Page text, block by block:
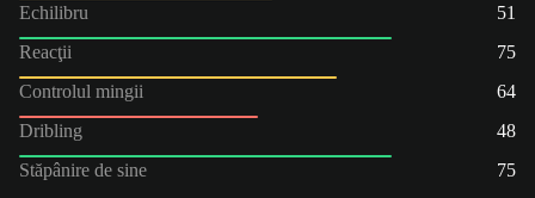
Echilibru
51
Reacţii
75
Controlul mingii
64
Dribling
48
Stăpânire de sine
75